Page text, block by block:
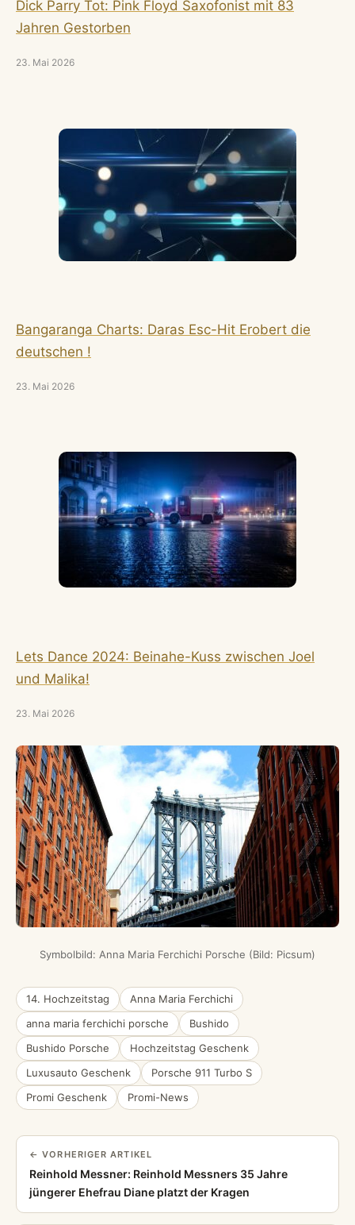
Dick Parry Tot: Pink Floyd Saxofonist mit 83
Jahren Gestorben
23. Mai 2026
Bangaranga Charts: Daras Esc-Hit Erobert die
deutschen !
23. Mai 2026
Lets Dance 2024: Beinahe-Kuss zwischen Joel
und Malika!
23. Mai 2026
Symbolbild: Anna Maria Ferchichi Porsche (Bild: Picsum)
14. Hochzeitstag
Anna Maria Ferchichi
anna maria ferchichi porsche
Bushido
Bushido Porsche
Hochzeitstag Geschenk
Luxusauto Geschenk
Porsche 911 Turbo S
Promi Geschenk
Promi-News
← VORHERIGER ARTIKEL
Reinhold Messner: Reinhold Messners 35 Jahre
jüngerer Ehefrau Diane platzt der Kragen